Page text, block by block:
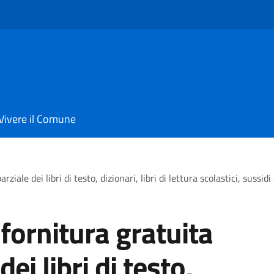
il Comune
dei libri di testo, dizionari, libri di lettura scolastici, sussidi
gratuita